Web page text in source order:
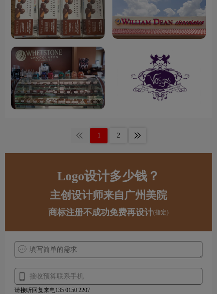
1 2
Logo设计多少钱？
主创设计师来自广州美院
商标注册不成功免费再设计(指定)
请接听回复来电135 0150 2207